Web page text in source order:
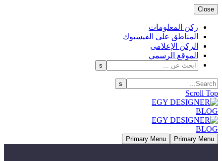
Close
ركن المعلومات
المناطق على الفيسبوك
الركن الإعلامى
الموقع الرسمي
Scroll Top
Primary Menu
Primary Menu